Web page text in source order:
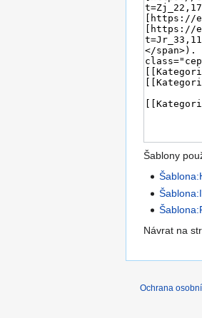
Šablony
Návrat na
Ochrana